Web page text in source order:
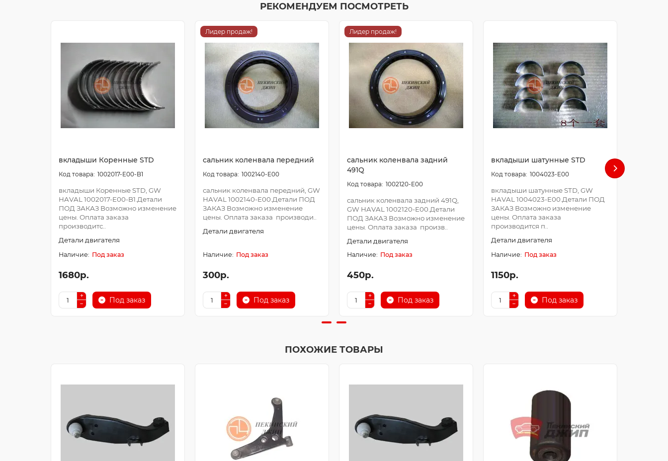
РЕКОМЕНДУЕМ ПОСМОТРЕТЬ
вкладыши Коренные STD
1002017-E00-B1
вкладыши Коренные STD, GW
HAVAL 1002017-E00-B1.Детали
ПОД ЗАКАЗ Возможно изменение
цены. Оплата заказа
производитс..
Детали двигателя
Под заказ
1680р.
Под заказ
Лидер продаж!
сальник коленвала передний
1002140-E00
сальник коленвала передний, GW
HAVAL 1002140-E00.Детали ПОД
ЗАКАЗ Возможно изменение
цены. Оплата заказа производи..
Детали двигателя
Под заказ
300р.
Под заказ
Лидер продаж!
сальник коленвала задний
491Q
1002120-E00
сальник коленвала задний 491Q,
GW HAVAL 1002120-E00.Детали
ПОД ЗАКАЗ Возможно изменение
цены. Оплата заказа произв..
Детали двигателя
Под заказ
450р.
Под заказ
вкладыши шатунные STD
1004023-E00
вкладыши шатунные STD, GW
HAVAL 1004023-E00.Детали ПОД
ЗАКАЗ Возможно изменение
цены. Оплата заказа
производится п..
Детали двигателя
Под заказ
1150р.
Под заказ
ПОХОЖИЕ ТОВАРЫ